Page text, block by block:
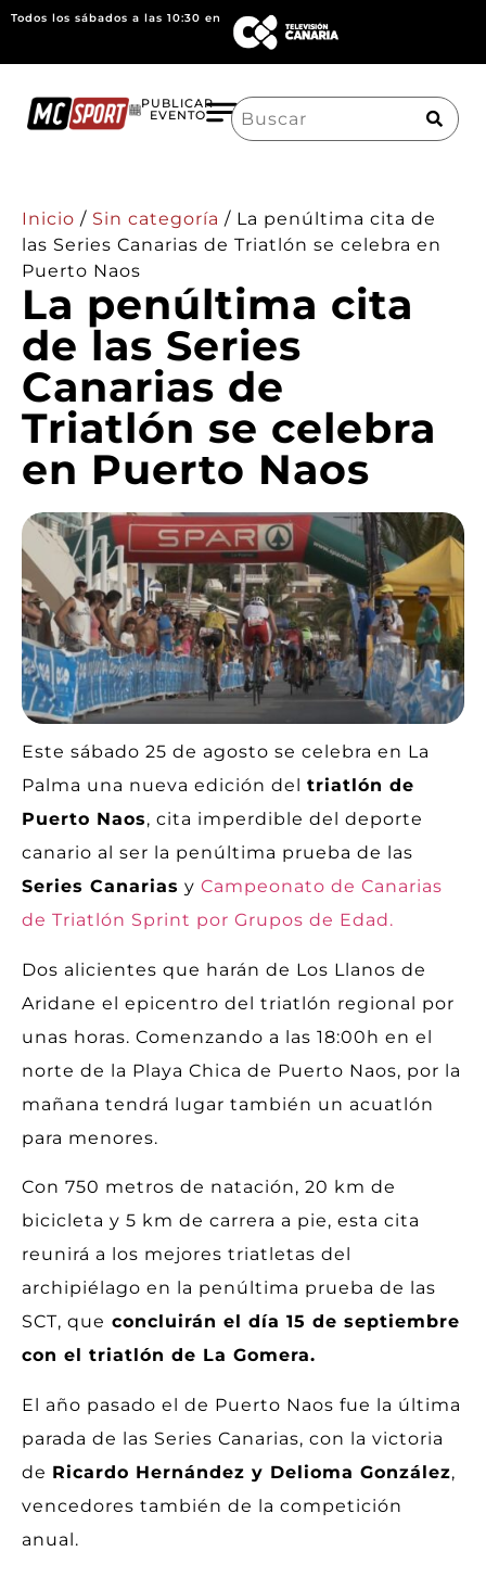
Todos los sábados a las 10:30 en
PUBLICAR
EVENTO
Search
for:
Inicio / Sin categoría / La penúltima cita de
las Series Canarias de Triatlón se celebra en
Puerto Naos
La penúltima cita
de las Series
Canarias de
Triatlón se celebra
en Puerto Naos
Este sábado 25 de agosto se celebra en La
Palma una nueva edición del triatlón de
Puerto Naos, cita imperdible del deporte
canario al ser la penúltima prueba de las
Series Canarias y Campeonato de Canarias
de Triatlón Sprint por Grupos de Edad.
Dos alicientes que harán de Los Llanos de
Aridane el epicentro del triatlón regional por
unas horas. Comenzando a las 18:00h en el
norte de la Playa Chica de Puerto Naos, por la
mañana tendrá lugar también un acuatlón
para menores.
Con 750 metros de natación, 20 km de
bicicleta y 5 km de carrera a pie, esta cita
reunirá a los mejores triatletas del
archipiélago en la penúltima prueba de las
SCT, que concluirán el día 15 de septiembre
con el triatlón de La Gomera.
El año pasado el de Puerto Naos fue la última
parada de las Series Canarias, con la victoria
de Ricardo Hernández y Delioma González,
vencedores también de la competición
anual.